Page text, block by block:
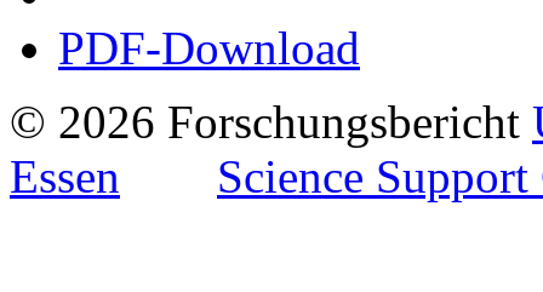
PDF-Download
© 2026 Forschungsbericht
Essen
Science